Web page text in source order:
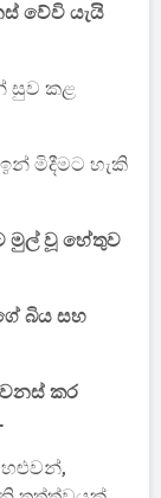
වේවි යැයි
සුව කළ
මිදීමට හැකි
මුල් වූ හේතුව
බිය සහ
කර